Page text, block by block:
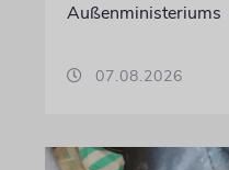
Außenministeriums
07.08.2026